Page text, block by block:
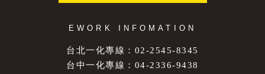
EWORK INFOMATION
台北一化專線：02-2545-8345
台中一化專線：04-2336-9438